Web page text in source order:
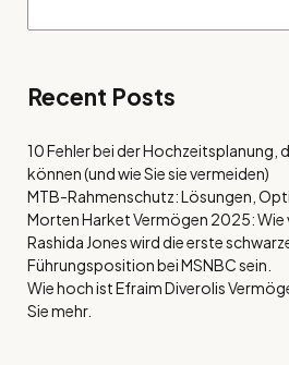
Recent Posts
10 Fehler bei der Hochzeitsplanung,
können (und wie Sie sie vermeiden)
MTB-Rahmenschutz: Lösungen,
Morten Harket Vermögen 2025: Wie
Rashida Jones wird die erste
Führungsposition bei MSNBC sein.
Wie hoch ist Efraim Diverolis
Sie mehr.